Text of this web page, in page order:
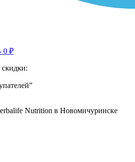
0 ₽
Nutrition в Новомичуринске